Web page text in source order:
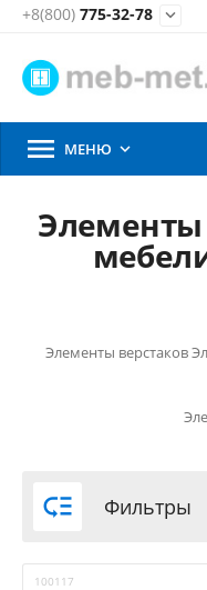
+8(800) 775-32-78 
 МЕНЮ 
Элементы
Элементы верстаков
 Фильтры
100117